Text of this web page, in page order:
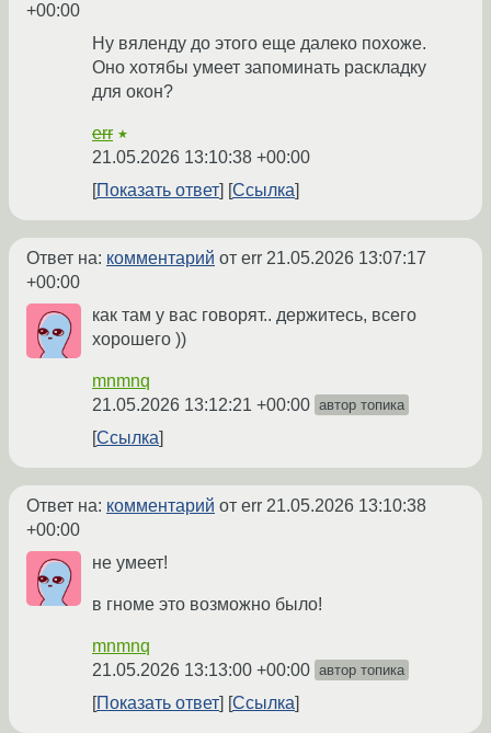
+00:00
Ну вяленду до этого еще далеко похоже.
Оно хотябы умеет запоминать раскладку
для окон?
err ★
21.05.2026 13:10:38 +00:00
Показать ответ
Ссылка
Ответ на: комментарий от err 21.05.2026 13:07:17
+00:00
как там у вас говорят.. держитесь, всего
хорошего ))
mnmnq
21.05.2026 13:12:21 +00:00 автор топика
Ссылка
Ответ на: комментарий от err 21.05.2026 13:10:38
+00:00
не умеет!
в гноме это возможно было!
mnmnq
21.05.2026 13:13:00 +00:00 автор топика
Показать ответ Ссылка